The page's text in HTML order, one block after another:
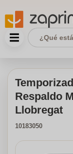
Respaldo
Llobregat
10183050